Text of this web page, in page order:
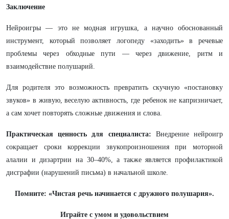
Заключение
Нейроигры — это не модная игрушка, а научно обоснованный
инструмент, который позволяет логопеду «заходить» в речевые
проблемы через обходные пути — через движение, ритм и
взаимодействие полушарий.
Для родителя это возможность превратить скучную «постановку
звуков» в живую, веселую активность, где ребенок не капризничает,
а сам хочет повторять сложные движения и слова.
Практическая ценность для специалиста: Внедрение нейроигр
сокращает сроки коррекции звукопроизношения при моторной
алалии и дизартрии на 30–40%, а также является профилактикой
дисграфии (нарушений письма) в начальной школе.
Помните: «Чистая речь начинается с дружного полушария».
Играйте с умом и удовольствием